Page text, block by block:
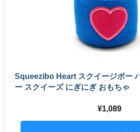
Squeezibo Heart スクイージボー
ー スクイーズ にぎにぎ おもちゃ
1,089